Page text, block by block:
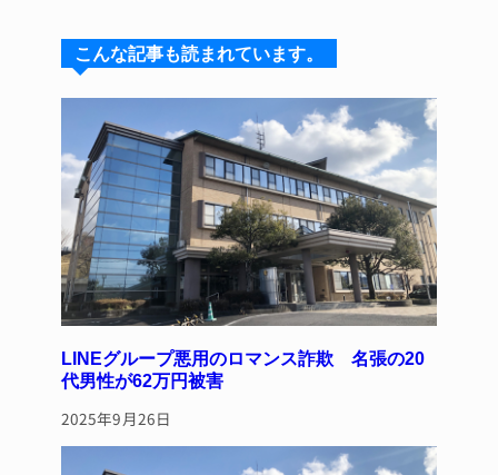
s
k
y
a
d
s
e
b
o
o
k
re
st
こんな記事も読まれています。
LINEグループ悪用のロマンス詐欺 名張の20
代男性が62万円被害
2025年9月26日